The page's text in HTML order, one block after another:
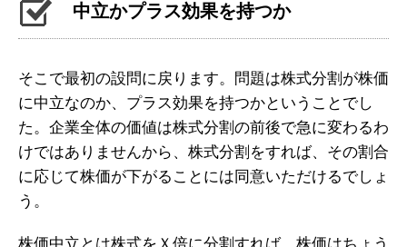
中立かプラス効果を持つか
そこで最初の設問に戻ります。問題は株式分割が株価
に中立なのか、プラス効果を持つかということでし
た。企業全体の価値は株式分割の前後で急に変わるわ
けではありませんから、株式分割をすれば、その割合
に応じて株価が下がることには同意いただけるでしょ
う。